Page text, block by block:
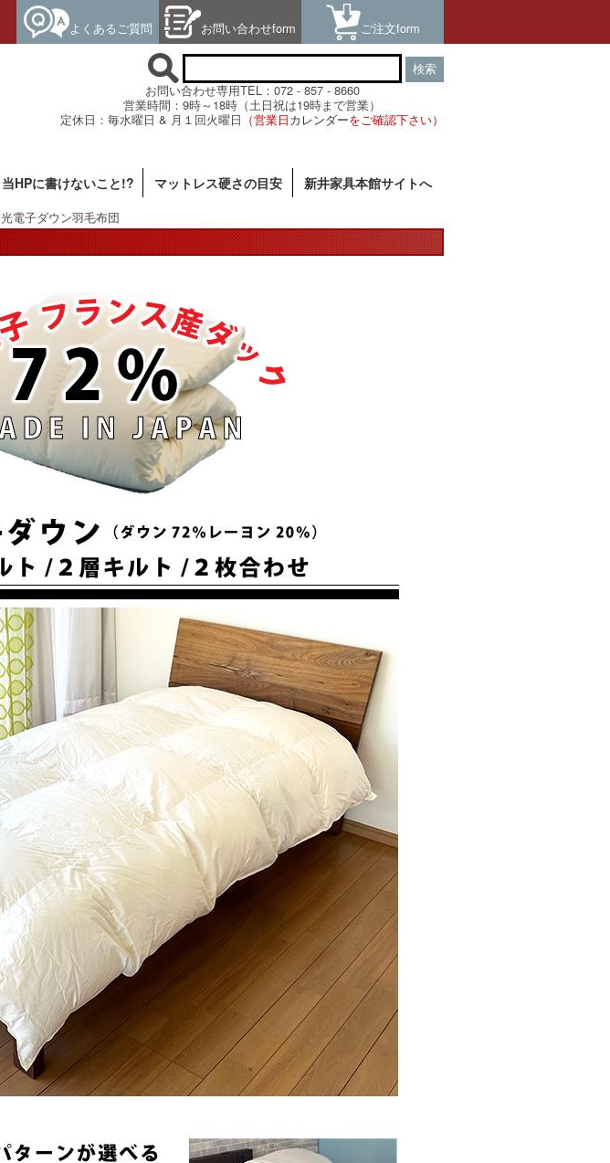
よくあるご質問 お問い合わせform ご注文form
検索
お問い合わせ専用TEL：072 - 857 - 8660
営業時間：9時～18時（土日祝は19時まで営業）
定休日：毎水曜日 & 月１回火曜日 （営業日カレンダーをご確認下さい）
当HPに書けないこと!? マットレス硬さの目安
新井家具本館サイトへ
光電子ダウン羽毛布団